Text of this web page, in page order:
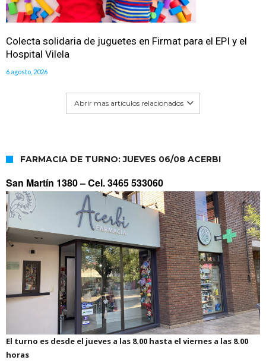
Colecta solidaria de juguetes en Firmat para el EPI y el
Hospital Vilela
6 agosto, 2026
Abrir mas artículos relacionados
FARMACIA DE TURNO: JUEVES 06/08 ACERBI
San Martín 1380 –Cel. 3465 533060
El turno es desde el jueves a las 8.00 hasta el viernes a las 8.00
horas